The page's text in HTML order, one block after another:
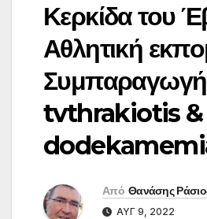
Κερκίδα του
Αθλητική
Συμπαραγωγή
tvthrakiotis &
Από Θανάσης
ΑΥΓ 9, 2022